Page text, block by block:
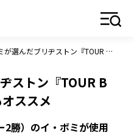
イ・ボミが選んだブリヂストン『TOUR B XS』はアマチュアにもオススメ
ストン『TOUR B
ススメ
2勝）のイ・ボミが使用